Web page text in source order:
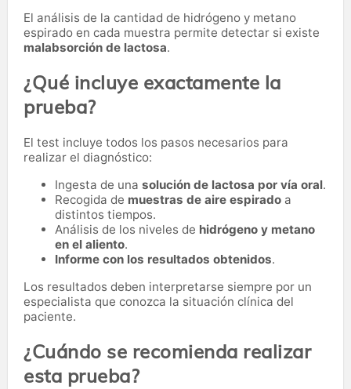
El análisis de la cantidad de hidrógeno y metano
espirado en cada muestra permite detectar si existe
malabsorción de lactosa.
¿Qué incluye exactamente la
prueba?
El test incluye todos los pasos necesarios para
realizar el diagnóstico:
Ingesta de una solución de lactosa por vía oral.
Recogida de muestras de aire espirado a
distintos tiempos.
Análisis de los niveles de hidrógeno y metano
en el aliento.
Informe con los resultados obtenidos.
Los resultados deben interpretarse siempre por un
especialista que conozca la situación clínica del
paciente.
¿Cuándo se recomienda realizar
esta prueba?